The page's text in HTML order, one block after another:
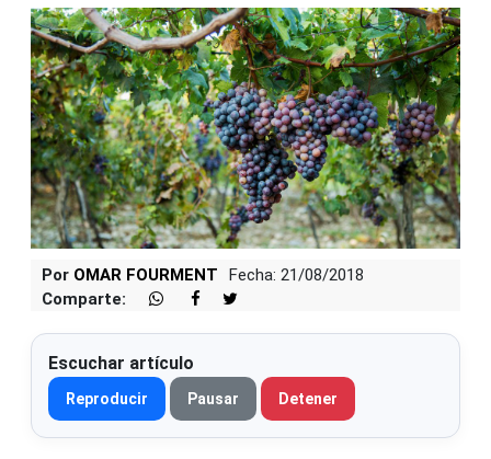
Por OMAR FOURMENT
Fecha: 21/08/2018
Comparte:
Escuchar artículo
Reproducir Pausar Detener